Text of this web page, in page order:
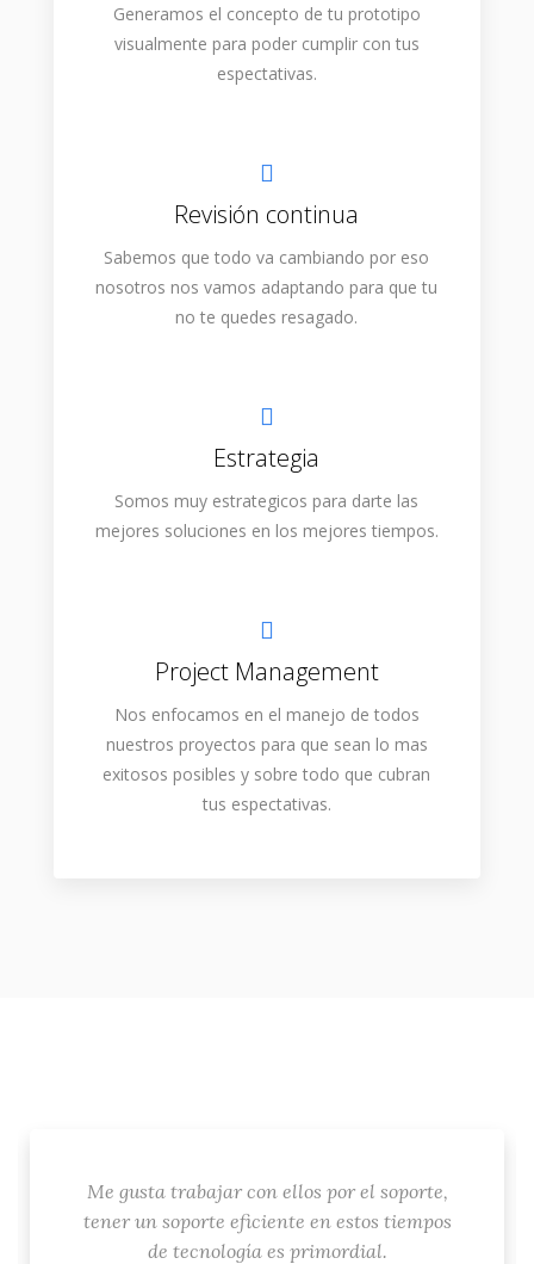
Generamos el concepto de tu prototipo
visualmente para poder cumplir con tus
espectativas.
Revisión continua
Sabemos que todo va cambiando por eso
nosotros nos vamos adaptando para que tu
no te quedes resagado.
Estrategia
Somos muy estrategicos para darte las
mejores soluciones en los mejores tiempos.
Project Management
Nos enfocamos en el manejo de todos
nuestros proyectos para que sean lo mas
exitosos posibles y sobre todo que cubran
tus espectativas.
Me gusta trabajar con ellos por el soporte,
tener un soporte eficiente en estos tiempos
de tecnología es primordial.